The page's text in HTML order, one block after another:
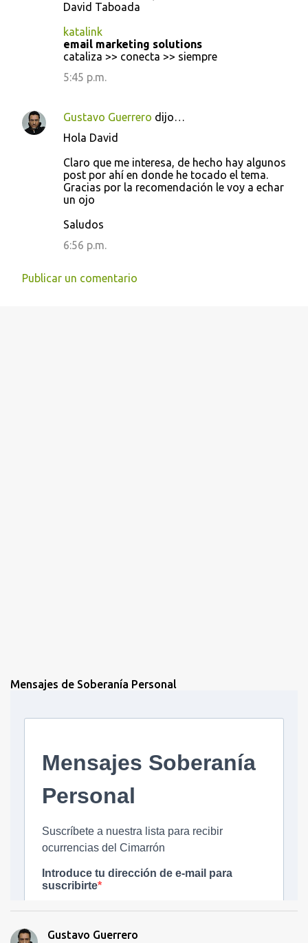
David Taboada
katalink
email marketing solutions
cataliza >> conecta >> siempre
5:45 p.m.
Gustavo Guerrero dijo…
Hola David
Claro que me interesa, de hecho hay algunos
post por ahí en donde he tocado el tema.
Gracias por la recomendación le voy a echar
un ojo
Saludos
6:56 p.m.
Publicar un comentario
Mensajes de Soberanía Personal
Gustavo Guerrero